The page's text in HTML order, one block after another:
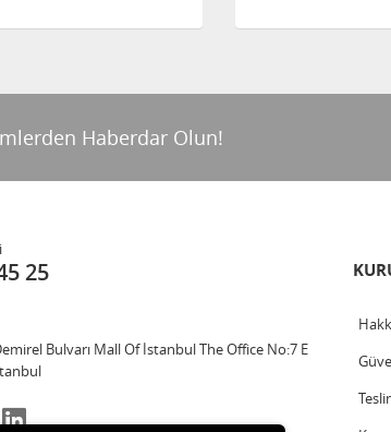
Haberdar Olun!
25
Bulvarı Mall Of İstanbul The Office No:7 E